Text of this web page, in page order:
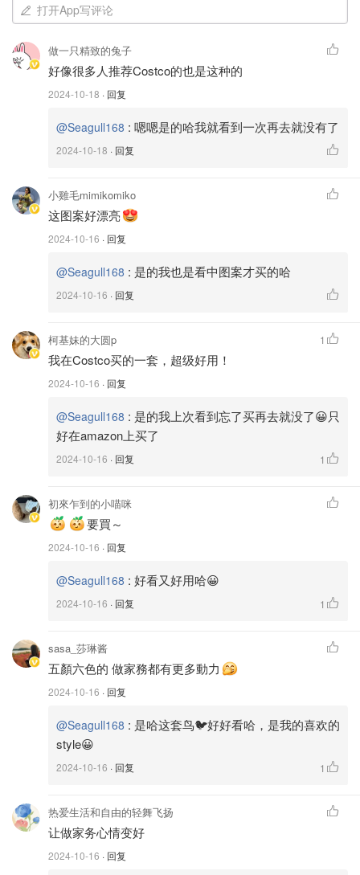
打开App写评论
做一只精致的兔子
好像很多人推荐Costco的也是这种的
2024-10-18 · 回复
@Seagull168 : 嗯嗯是的哈我就看到一次再去就没有了
2024-10-18 · 回复
小雞毛mimikomiko
这图案好漂亮
2024-10-16 · 回复
@Seagull168 : 是的我也是看中图案才买的哈
2024-10-16 · 回复
柯基妹的大圆p
我在Costco买的一套，超级好用！
2024-10-16 · 回复
1
@Seagull168 : 是的我上次看到忘了买再去就没了😀只
好在amazon上买了
2024-10-16 · 回复 1
初來乍到的小喵咪
要買～
2024-10-16 · 回复
@Seagull168 : 好看又好用哈😀
2024-10-16 · 回复 1
sasa_莎琳酱
五顏六色的 做家務都有更多動力
2024-10-16 · 回复
@Seagull168 : 是哈这套鸟🐦好好看哈，是我的喜欢的
style😀
2024-10-16 · 回复 1
热爱生活和自由的轻舞飞扬
让做家务心情变好
2024-10-16 · 回复